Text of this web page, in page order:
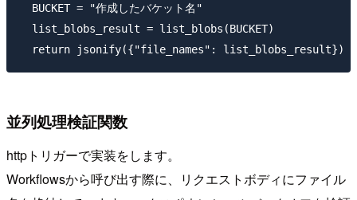
  BUCKET = "作成したバケット名"
  list_blobs_result = list_blobs(BUCKET)
並列処理検証関数
httpトリガーで実装をします。
Workflowsから呼び出す際に、リクエストボディにファイル